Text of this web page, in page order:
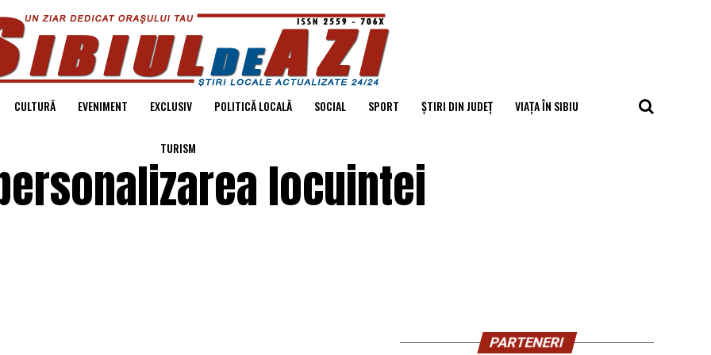
CULTURĂ EVENIMENT EXCLUSIV POLITICĂ LOCALĂ SOCIAL SPORT ȘTIRI DIN JUDEȚ VIAȚA ÎN SIBIU
TURISM
locuintei
PARTENERI